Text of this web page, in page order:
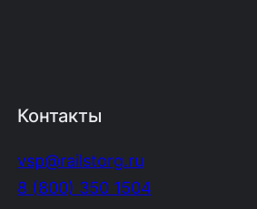
Контакты
vsp@railstorg.ru
8 (800) 350 1504